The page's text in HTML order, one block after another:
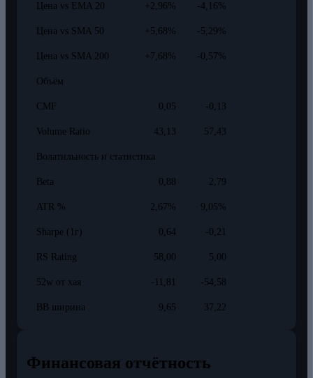
Цена vs EMA 20 +2,96% -4,16%
Цена vs SMA 50 +5,68% -5,29%
Цена vs SMA 200 +7,68% -0,57%
Объём
CMF 0,05 -0,13
Volume Ratio 43,13 57,43
Волатильность и статистика
Beta 0,88 2,79
ATR % 2,67% 9,05%
Sharpe (1г) 0,64 -0,21
RS Rating 58,00 5,00
52w от хая -11,81 -54,58
BB ширина 9,65 37,22
Финансовая отчётность